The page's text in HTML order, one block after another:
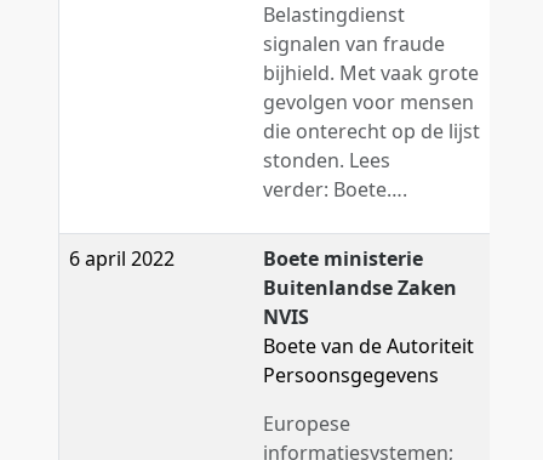
Belastingdienst
signalen van fraude
bijhield. Met vaak grote
gevolgen voor mensen
die onterecht op de lijst
stonden. Lees
verder: Boete….
6 april 2022
Boete ministerie
Buitenlandse Zaken
NVIS
Boete van de Autoriteit
Persoonsgegevens
Europese
informatiesystemen;